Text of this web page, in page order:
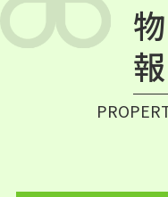
報